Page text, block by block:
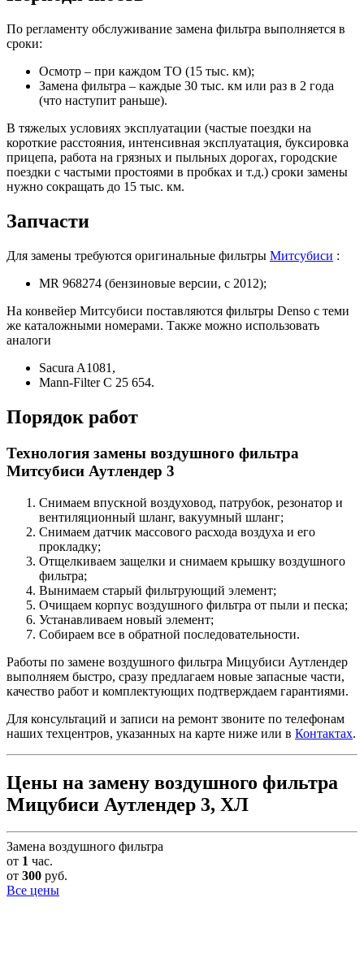
По регламенту обслуживание замена фильтра выполняется в
сроки:
Осмотр – при каждом ТО (15 тыс. км);
Замена фильтра – каждые 30 тыс. км или раз в 2 года
(что наступит раньше).
В тяжелых условиях эксплуатации (частые поездки на
короткие расстояния, интенсивная эксплуатация, буксировка
прицепа, работа на грязных и пыльных дорогах, городские
поездки с частыми простоями в пробках и т.д.) сроки замены
нужно сокращать до 15 тыс. км.
Запчасти
Для замены требуются оригинальные фильтры Митсубиси :
MR 968274 (бензиновые версии, с 2012);
На конвейер Митсубиси поставляются фильтры Denso с теми
же каталожными номерами. Также можно использовать
аналоги
Sacura A1081,
Mann-Filter C 25 654.
Порядок работ
Технология замены воздушного фильтра
Митсубиси Аутлендер 3
Снимаем впускной воздуховод, патрубок, резонатор и
вентиляционный шланг, вакуумный шланг;
Снимаем датчик массового расхода воздуха и его
прокладку;
Отщелкиваем защелки и снимаем крышку воздушного
фильтра;
Вынимаем старый фильтрующий элемент;
Очищаем корпус воздушного фильтра от пыли и песка;
Устанавливаем новый элемент;
Собираем все в обратной последовательности.
Работы по замене воздушного фильтра Мицубиси Аутлендер
выполняем быстро, сразу предлагаем новые запасные части,
качество работ и комплектующих подтверждаем гарантиями.
Для консультаций и записи на ремонт звоните по телефонам
наших техцентров, указанных на карте ниже или в Контактах.
Цены на замену воздушного фильтра
Мицубиси Аутлендер 3, ХЛ
Замена воздушного фильтра
от 1 час.
от 300 руб.
Все цены